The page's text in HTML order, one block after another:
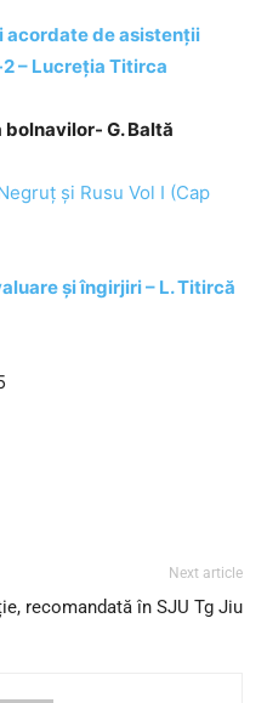
acordate de asistenții
– Lucreția Titirca
G. Baltă
și Rusu Vol I (Cap
și îngirjiri – L. Titircă
Next article
recomandată în SJU Tg Jiu